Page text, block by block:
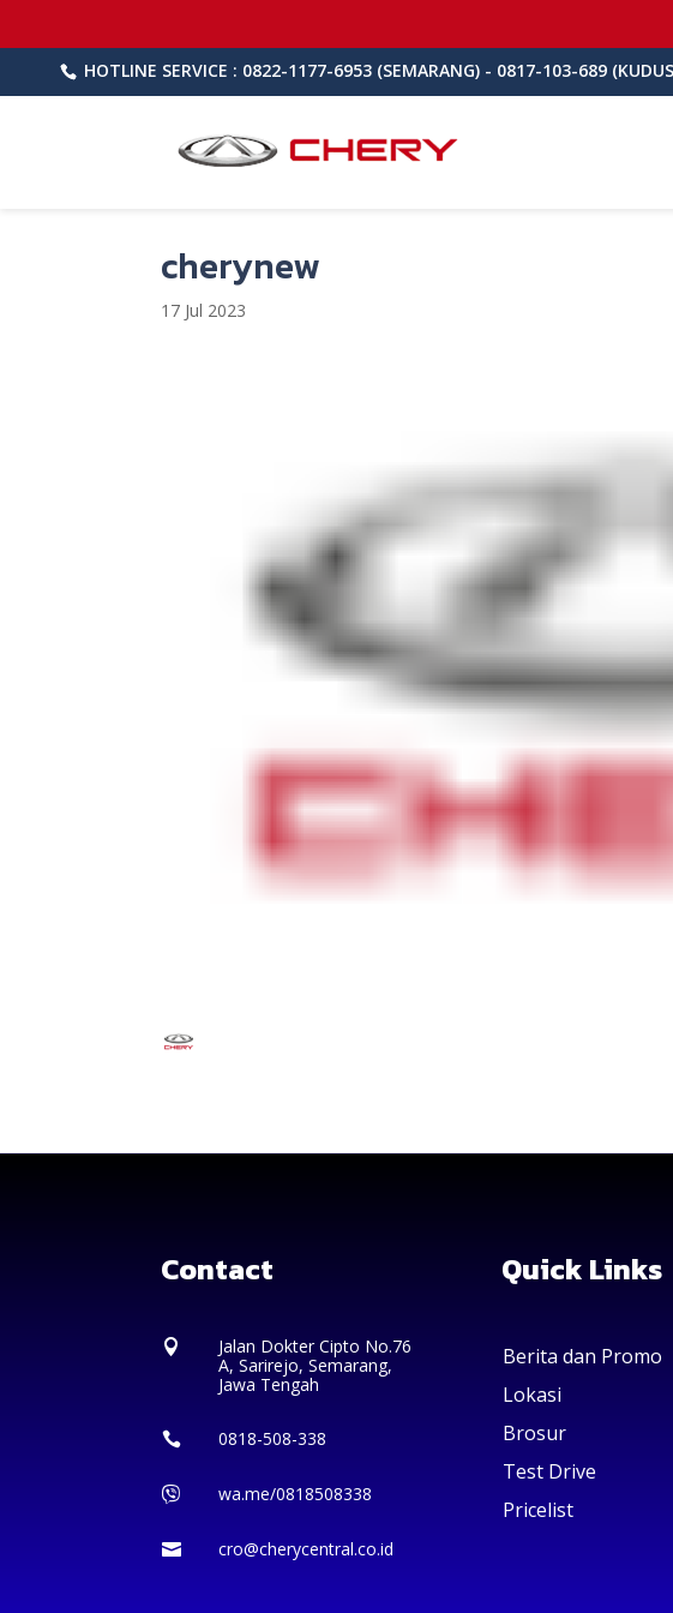
HOTLINE SERVICE : 0822-1177-6953 (SEMARANG) - 0817-103-689
cherynew
17 Jul 2023
Contact

Jalan Dokter Cipto No.76
A, Sarirejo, Semarang,
Jawa Tengah
 0818-508-338
 wa.me/0818508338
 cro@cherycentral.co.id
Quick Links
Berita dan Promo
Lokasi
Brosur
Test Drive
Pricelist